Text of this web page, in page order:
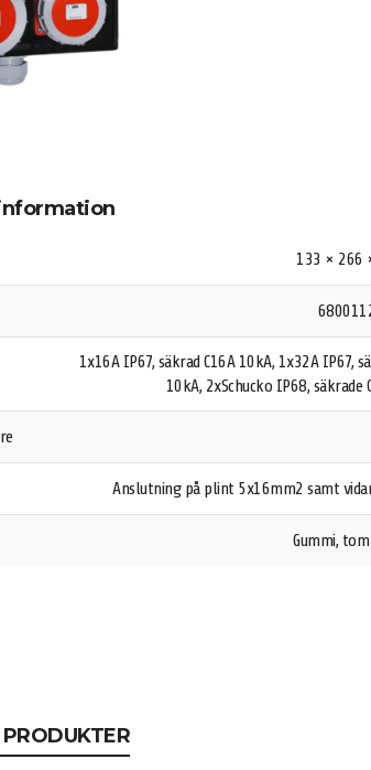
133 × 266
1x16A IP67, säkrad C16A 10kA, 1x32A IP67,
10kA, 2xSchucko IP68, säkrade
Anslutning på plint 5x16mm2 samt
Gummi,